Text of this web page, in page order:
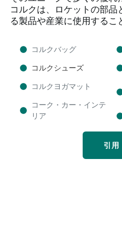
コルクは、ロケットの部品
る製品や産業に使用するこ
コルクバッグ
コルクシューズ
コルクヨガマット
コーク・カー・インテ
リア
引用